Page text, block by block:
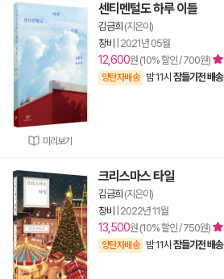
미리보기
센티멘털도 하루 이틀
김금희 (지은이)
창비
2021년 05월
12,600원 (10% 할인 / 700원)
양탄자배송 밤 11시 잠들기전 배송
크리스마스 타일
김금희 (지은이)
창비
2022년 11월
13,500원 (10% 할인 / 750원)
양탄자배송 밤 11시 잠들기전 배송